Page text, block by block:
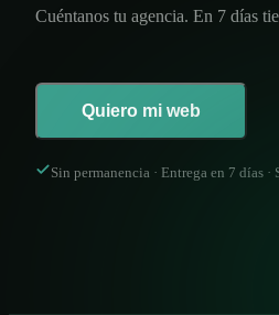
Cuéntanos tu agencia. En 7 días
Quiero mi web
Sin permanencia · Entrega en 7 días